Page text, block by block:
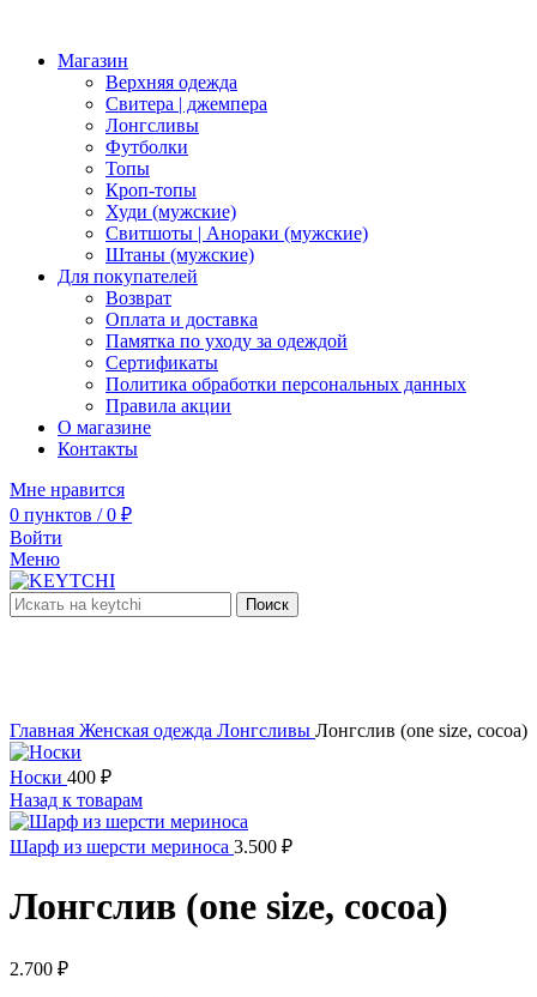
Магазин
Верхняя одежда
Свитера | джемпера
Лонгсливы
Футболки
Топы
Кроп-топы
Худи (мужские)
Свитшоты | Анораки (мужские)
Штаны (мужские)
Для покупателей
Возврат
Оплата и доставка
Памятка по уходу за одеждой
Сертификаты
Политика обработки персональных данных
Правила акции
О магазине
Контакты
Мне нравится
0 пунктов / 0 ₽
Войти
Меню
Поиск
Главная Женская одежда Лонгсливы Лонгслив (one size, cocoa)
Носки 400 ₽
Назад к товарам
Шарф из шерсти мериноса 3.500 ₽
Лонгслив (one size, cocoa)
2.700 ₽